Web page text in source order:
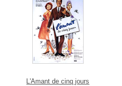
L'Amant de cinq jours